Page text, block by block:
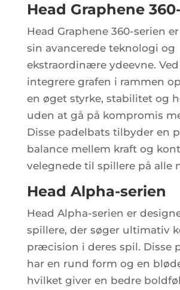
Head Graphene
Head Graphene 360-serien
sin avancerede teknologi og
ekstraordinære ydeevne.
integrere grafen i rammen
en øget styrke, stabilitet og
uden at gå på kompromis
Disse padelbats tilbyder en
balance mellem kraft og
velegnede til spillere på alle
Head Alpha-serien
Head Alpha-serien er
spillere, der søger ultimativ
præcision i deres spil. Disse
har en rund form og en
hvilket giver en bedre